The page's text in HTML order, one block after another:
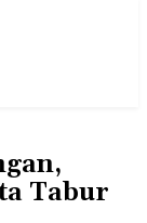
Tabur